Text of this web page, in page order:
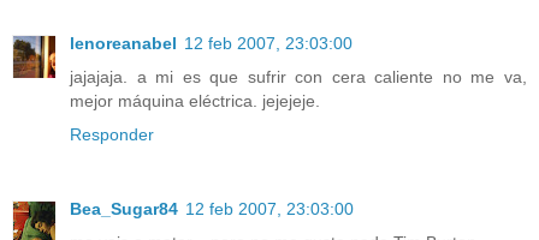
lenoreanabel 12 feb 2007, 23:03:00
jajajaja. a mi es que sufrir con cera caliente no me va,
mejor máquina eléctrica. jejejeje.
Responder
Bea_Sugar84 12 feb 2007, 23:03:00